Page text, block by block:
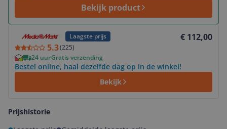
Bekijk product
Laagste prijs
5.3(225)
€ 112,00
24 uurGratis verzending
Bestel online, haal dezelfde dag op in de winkel!
Bekijk
Prijshistorie